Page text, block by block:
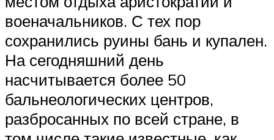
военачальников. С тех пор
сохранились руины бань и купален.
На сегодняшний день
насчитывается более 50
бальнеологических центров,
разбросанных по всей стране, в